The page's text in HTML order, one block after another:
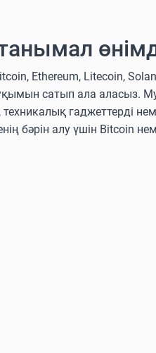
Ethereum, Litecoin,
сатып ала аласыз.
гаджеттерді
бәрін алу үшін Bitcoin